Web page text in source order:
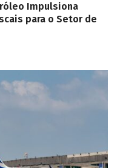
Impulsiona
para o Setor de